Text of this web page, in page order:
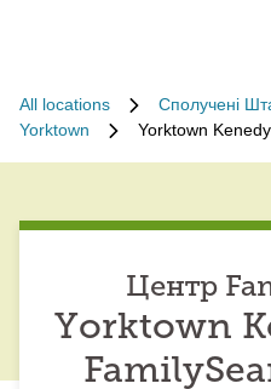
All locations Сполучені
Yorktown
Yorktown
Центр
Yorktown